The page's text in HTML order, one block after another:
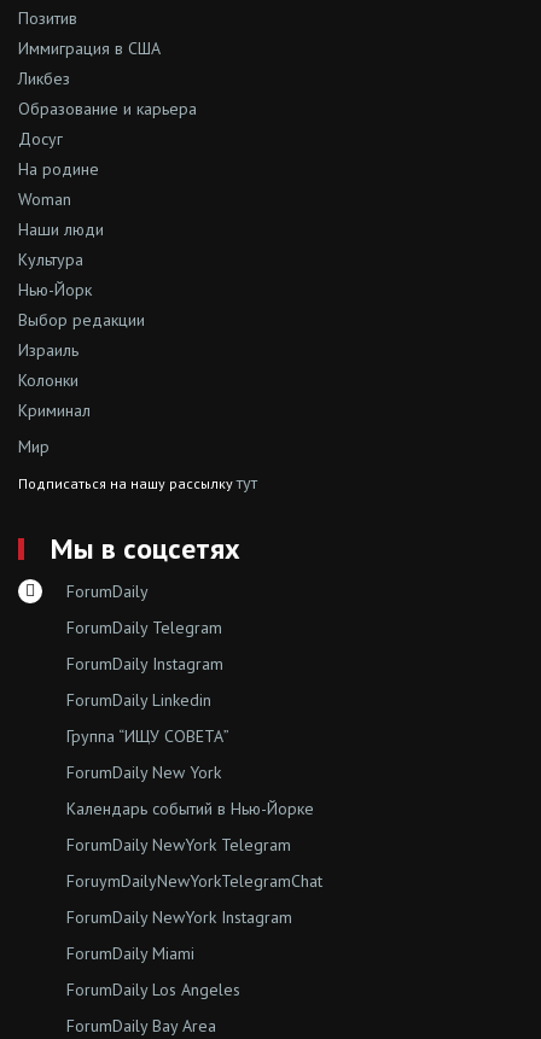
Позитив
Иммиграция в США
Ликбез
Образование и карьера
Досуг
На родине
Woman
Наши люди
Культура
Нью-Йорк
Выбор редакции
Израиль
Колонки
Криминал
Мир
Подписаться на нашу рассылкутут
Мы в соцсетях
ForumDaily
ForumDaily Telegram
ForumDaily Instagram
ForumDaily Linkedin
Группа “ИЩУ СОВЕТА”
ForumDaily New York
Календарь событий в Нью-Йорке
ForumDaily NewYork Telegram
ForuymDailyNewYorkTelegramChat
ForumDaily NewYork Instagram
ForumDaily Miami
ForumDaily Los Angeles
ForumDaily Bay Area